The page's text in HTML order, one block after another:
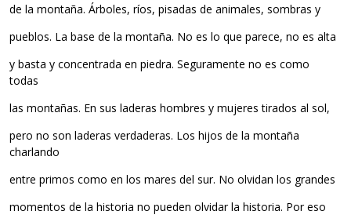
de la montaña. Árboles, ríos, pisadas de animales, sombras y
pueblos. La base de la montaña. No es lo que parece, no es alta
y basta y concentrada en piedra. Seguramente no es como
todas
las montañas. En sus laderas hombres y mujeres tirados al sol,
pero no son laderas verdaderas. Los hijos de la montaña
charlando
entre primos como en los mares del sur. No olvidan los grandes
momentos de la historia no pueden olvidar la historia. Por eso